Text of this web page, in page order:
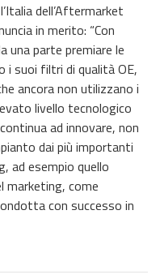
dell’Aftermarket
in merito: “Con
una parte premiare le
i suoi filtri di qualità OE,
ancora non utilizzano i
livello tecnologico
ad innovare, non
dai più importanti
ad esempio quello
marketing, come
con successo in